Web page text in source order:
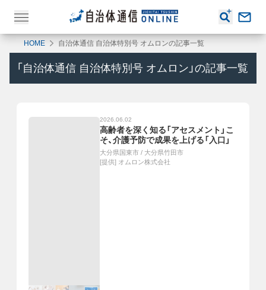
HOME 自治体通信 自治体特別号 オムロンの記事一覧
「 自治体通信 自治体特別号 オムロン 」の記事一覧
2026.06.02
高齢者を深く知る「アセスメント」こ
そ、介護予防で成果を上げる「入口」
大分県国東市 / 大分県竹田市
[提供] オムロン株式会社